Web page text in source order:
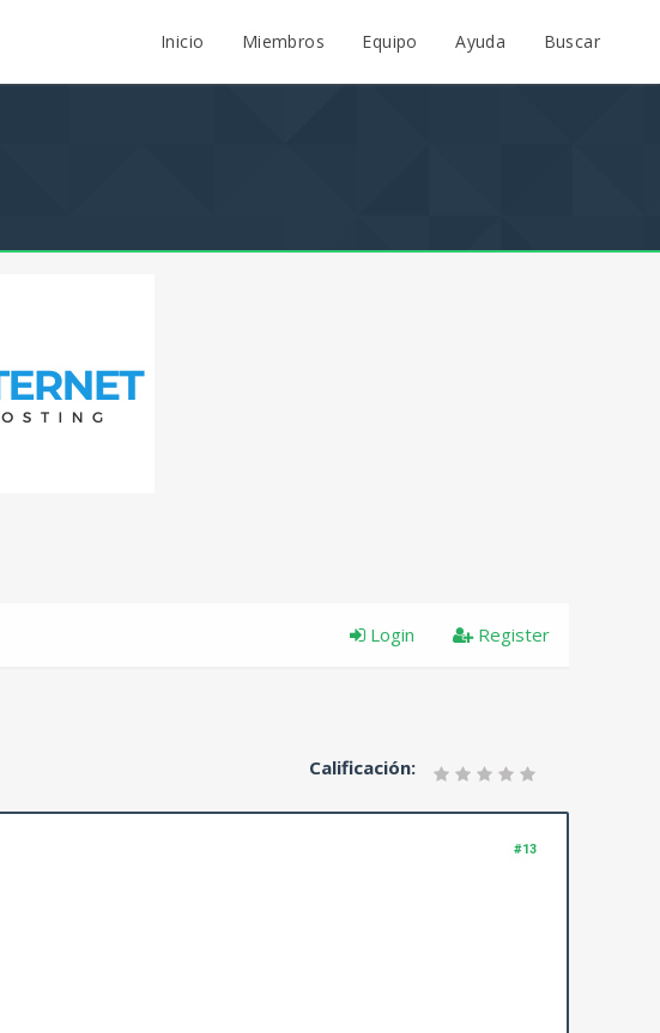
Inicio Miembros Equipo Ayuda Buscar
Register
Login
Calificación:
#13